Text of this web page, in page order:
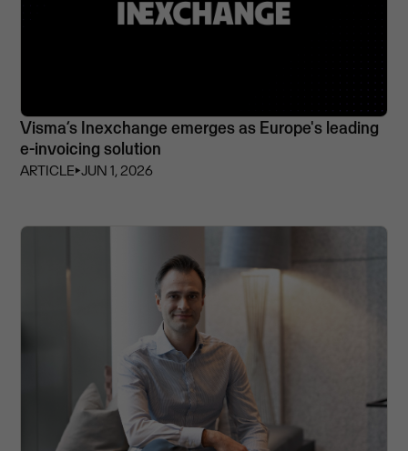
Visma’s Inexchange emerges as Europe's leading
e-invoicing solution
ARTICLE⏵JUN 1, 2026